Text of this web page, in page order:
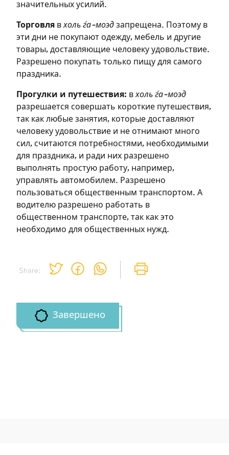
Share:
значительных усилий.
Торговля вхоль ѓа-моэд запрещена. Поэтому в
эти дни не покупают одежду, мебель и другие
товары, доставляющие человеку удовольствие.
Разрешено покупать только пищу для самого
праздника.
Прогулки и путешествия: вхоль ѓа-моэд
разрешается совершать короткие путешествия,
так как любые занятия, которые доставляют
человеку удовольствие и не отнимают много
сил, считаются потребностями, необходимыми
для праздника, и ради них разрешено
выполнять простую работу, например,
управлять автомобилем. Разрешено
пользоваться общественным транспортом. А
водителю разрешено работать в
общественном транспорте, так как это
необходимо для общественных нужд.
Завершено